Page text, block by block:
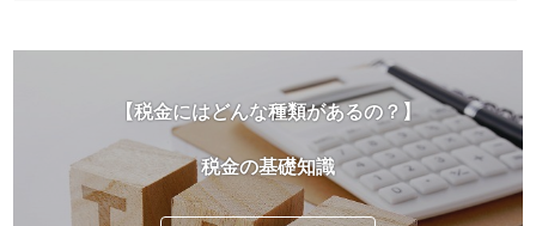
【税金にはどんな種類があるの？】
税金の基礎知識